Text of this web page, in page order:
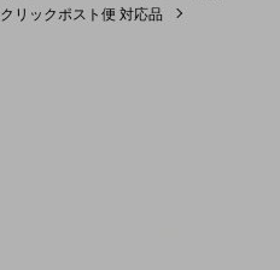
クリックポスト便 対応品